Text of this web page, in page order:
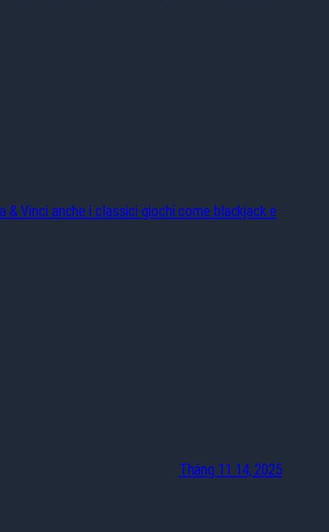
& Vinci anche i classici giochi come blackjack e
Tháng 11 14, 2025